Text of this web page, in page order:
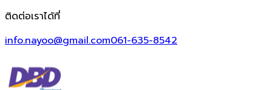
ติดต่อเราได้ที่
info.nayoo@gmail.com061-635-8542